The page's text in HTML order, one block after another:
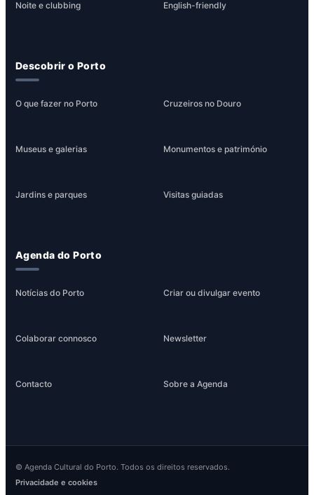
Noite e clubbing English-friendly
Descobrir o Porto
O que fazer no Porto Cruzeiros no Douro
Museus e galerias Monumentos e património
Jardins e parques Visitas guiadas
Agenda do Porto
Notícias do Porto Criar ou divulgar evento
Colaborar connosco Newsletter
Contacto Sobre a Agenda
© Agenda Cultural do Porto. Todos os direitos reservados.
Privacidade e cookies